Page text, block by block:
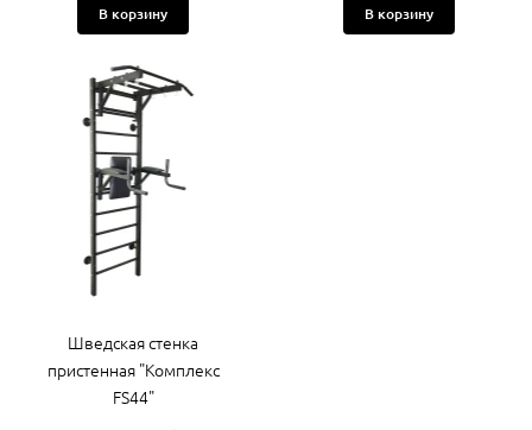
В корзину В корзину
Шведская стенка
пристенная "Комплекс
FS44"